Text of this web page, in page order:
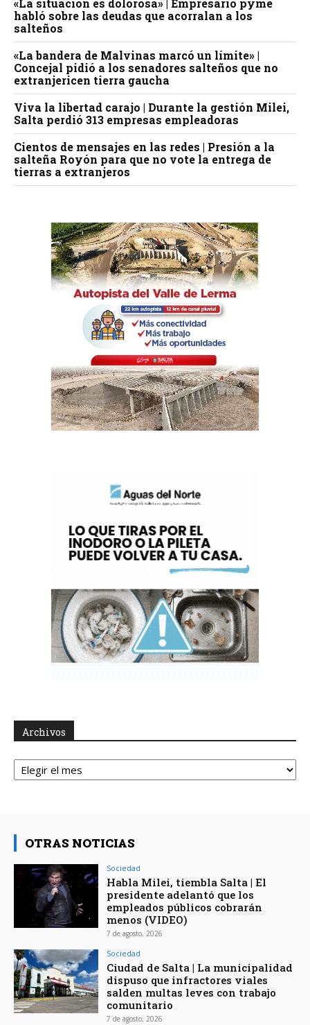
«La situación es dolorosa» | Empresario pyme
habló sobre las deudas que acorralan a los
salteños
«La bandera de Malvinas marcó un límite» |
Concejal pidió a los senadores salteños que no
extranjericen tierra gaucha
Viva la libertad carajo | Durante la gestión Milei,
Salta perdió 313 empresas empleadoras
Cientos de mensajes en las redes | Presión a la
salteña Royón para que no vote la entrega de
tierras a extranjeros
Archivos
Archivos
OTRAS NOTICIAS
Sociedad
Habla Milei, tiembla Salta | El
presidente adelantó que los
empleados públicos cobrarán
menos (VIDEO)
7 de agosto, 2026
Sociedad
Ciudad de Salta | La municipalidad
dispuso que infractores viales
salden multas leves con trabajo
comunitario
7 de agosto, 2026